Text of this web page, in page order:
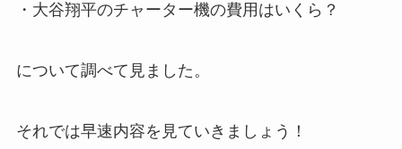
・大谷翔平のチャーター機の費用はいくら？
について調べて見ました。
それでは早速内容を見ていきましょう！